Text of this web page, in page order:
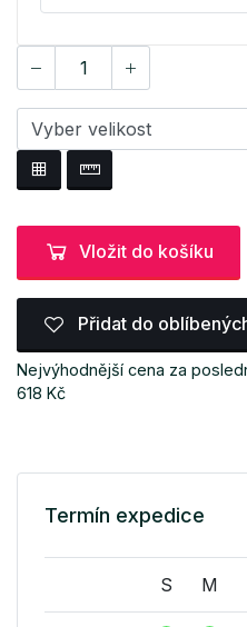
Vložit do košíku
Přidat do
Nejvýhodnější cena za
618 Kč
Termín expedice
S M